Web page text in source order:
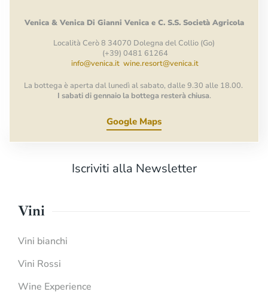
Venica & Venica Di Gianni Venica e C. S.S. Società Agricola
Località Cerò 8 34070 Dolegna del Collio (Go)
(+39) 0481 61264
info@venica.it wine.resort@venica.it
La bottega è aperta dal lunedì al sabato, dalle 9.30 alle 18.00.
I sabati di gennaio la bottega resterà chiusa.
Google Maps
Iscriviti alla Newsletter
Vini
Vini bianchi
Vini Rossi
Wine Experience